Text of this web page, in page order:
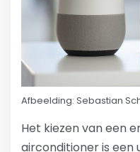
Afbeelding: Sebastian
Het kiezen van een
airconditioner is een